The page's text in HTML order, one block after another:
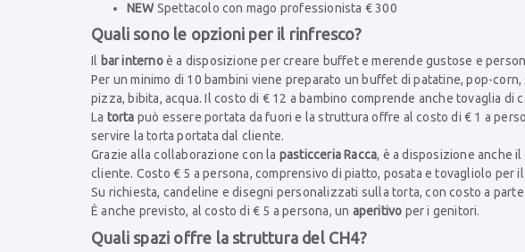
NEW Spettacolo con mago professionista € 300
Quali sono le opzioni per il rinfresco?
Il bar internoè a disposizione per creare buffet e merende gustose e
Per un minimo di 10 bambini viene preparato un buffet di patatine, pop-
pizza, bibita, acqua. Il costo di € 12 a bambino comprende anche tovaglia di
La torta può essere portata da fuori e la struttura offre al costo di € 1 a
servire la torta portata dal cliente.
Grazie alla collaborazione con la pasticceria Racca, è a disposizione anche
cliente. Costo € 5 a persona, comprensivo di piatto, posata e tovagliolo per
Su richiesta, candeline e disegni personalizzati sulla torta, con costo a parte.
È anche previsto, al costo di € 5 a persona, un aperitivo per i genitori.
Quali spazi offre la struttura del CH4?